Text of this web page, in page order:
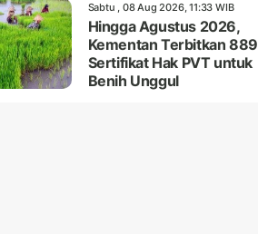
Sabtu , 08 Aug 2026, 11:33 WIB
Hingga Agustus 2026,
Kementan Terbitkan 889
Sertifikat Hak PVT untuk
Benih Unggul